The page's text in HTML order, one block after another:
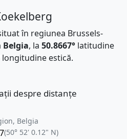
în regiunea Brussels-
Belgia, la 50.8667°latitudine
longitudine estică.
despre distanțe
Belgia
(50° 52' 0.12" N)